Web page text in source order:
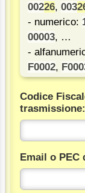
00226,003
- numerico:
00003, …
-
F0002,
Codice
trasmissione:
Email o